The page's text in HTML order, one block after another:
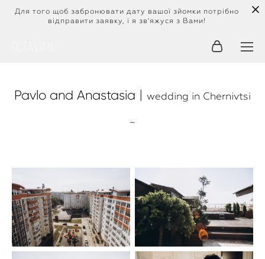
Для того щоб забронювати дату вашої зйомки потрібно
відправити заявку, і я зв'яжуся з Вами!
Pavlo and Anastasia | wedding in Chernivtsi
~